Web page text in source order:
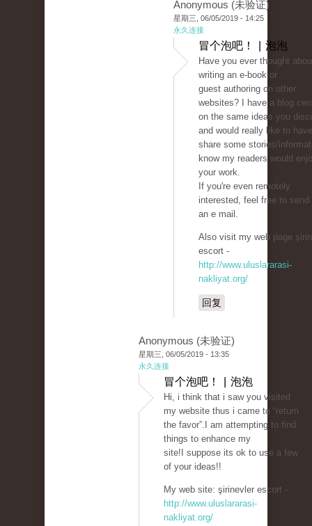
Anonymous (未验证)
星期三, 06/05/2019 - 14:25
永久连接
冒个泡吧！ | 泡泡
Have you ever thought
writing an e-book or
guest authoring on other
websites? I have a blog
on the same ideas you
and would really like to
share some stories/
know my readers would
your work.
If you're even remotely
interested, feel free to send
an e mail.
Also visit my web page
escort -
http://www.uluslararasi-
nakliyat.org/
回复
Anonymous (未验证)
星期三, 06/05/2019 - 13:35
永久连接
冒个泡吧！ | 泡泡
Hi, i think that i saw you visited
my website thus i came to “return
the favor”.I am attempting to find
things to enhance my
site!I suppose its ok to use a few
of your ideas!!
My web site: şirinevler escort -
http://www.uluslararasi-
nakliyat.org/